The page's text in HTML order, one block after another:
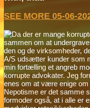
SEE MORE 05-06-